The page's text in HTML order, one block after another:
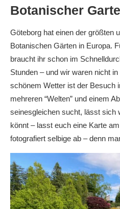
Botanischer
Göteborg hat einen der größten
Botanischen Gärten in Europa.
braucht ihr schon im
Stunden – und wir waren nicht
schönem Wetter ist der Besuch
mehreren “Welten” und einem
seinesgleichen sucht, lässt sich
könnt – lasst euch eine Karte
fotografiert selbige ab – denn